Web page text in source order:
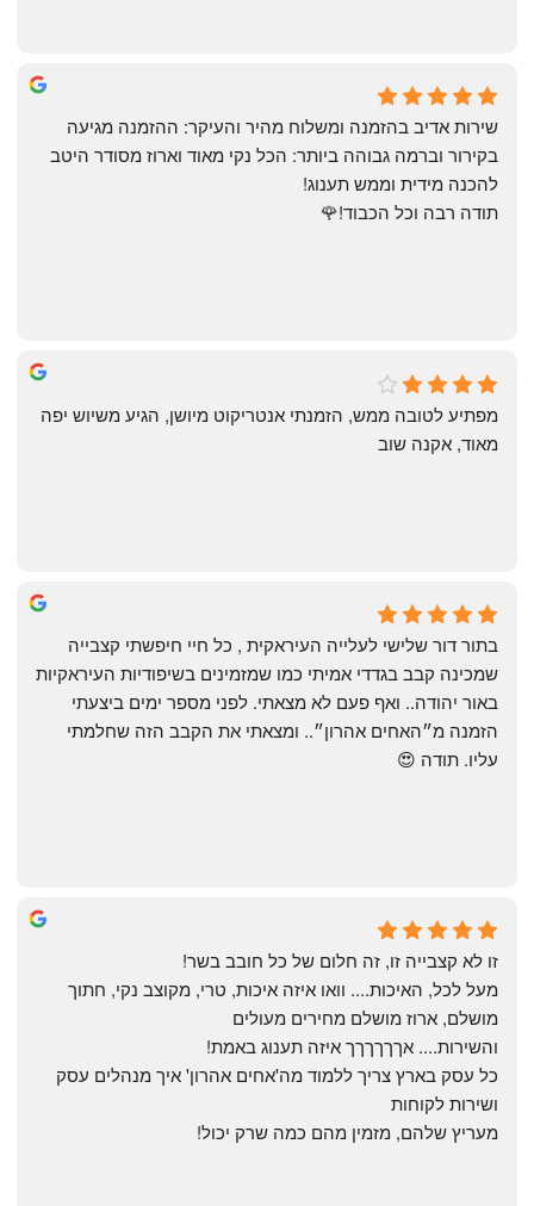
May Azulay
a month ago
michal gottfried
4 months ago
להכנה מידית וממש תענוג!
תודה רבה וכל הכבוד!🌹
שי
4 months ago
מאוד, אקנה שוב
Yonatan Menashe
6 months ago
עליו. תודה 😍
זו לא קצבייה זו, זה חלום של כל חובב בשר!
מושלם, ארוז מושלם מחירים מעולים
והשירות.... אךךךךךך איזה תענוג באמת!
ושירות לקוחות
מעריץ שלהם, מזמין מהם כמה שרק יכול!